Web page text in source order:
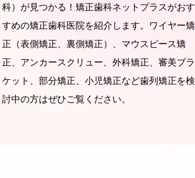
科）が見つかる！矯正歯科ネットプラスがおす
すめの矯正歯科医院を紹介します。ワイヤー矯
正（表側矯正、裏側矯正）、マウスピース矯
正、アンカースクリュー、外科矯正、審美ブラ
ケット、部分矯正、小児矯正など歯列矯正を検
討中の方はぜひご覧ください。